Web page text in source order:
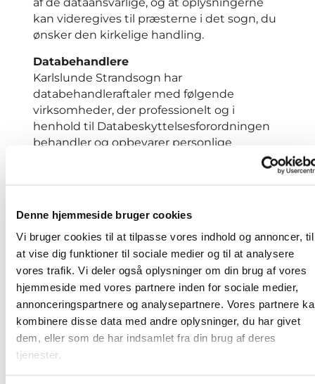
Denne hjemmeside bruger cookies
Vi bruger cookies til at tilpasse vores indhold og annoncer, til
at vise dig funktioner til sociale medier og til at analysere
vores trafik. Vi deler også oplysninger om din brug af vores
hjemmeside med vores partnere inden for sociale medier,
annonceringspartnere og analysepartnere. Vores partnere
kombinere disse data med andre oplysninger, du har givet
dem, eller som de har indsamlet fra din brug af deres
tjenester.
kan videregives til præsterne i det sogn, du
ønsker den kirkelige handling.
Databehandlere
Karlslunde Strandsogn har
databehandleraftaler med følgende
virksomheder, der professionelt og i
henhold til Databeskyttelsesforordningen
behandler og opbevarer personlige
tilmeldingssystem)
Databehandlere i Karlslunde Strandkirke, er
kirkens ansatte i administrationen. Vil du
vide mere, så kontakt kirkens kordegn.
Sikkerhedsforanstaltninger
Oplysningerne opbevares i det tidsrum, der
er tilladt, i henhold til lovgivningen, og
slettes, når de ikke længere er nødvendige
at opbevare. Perioden afhænger af